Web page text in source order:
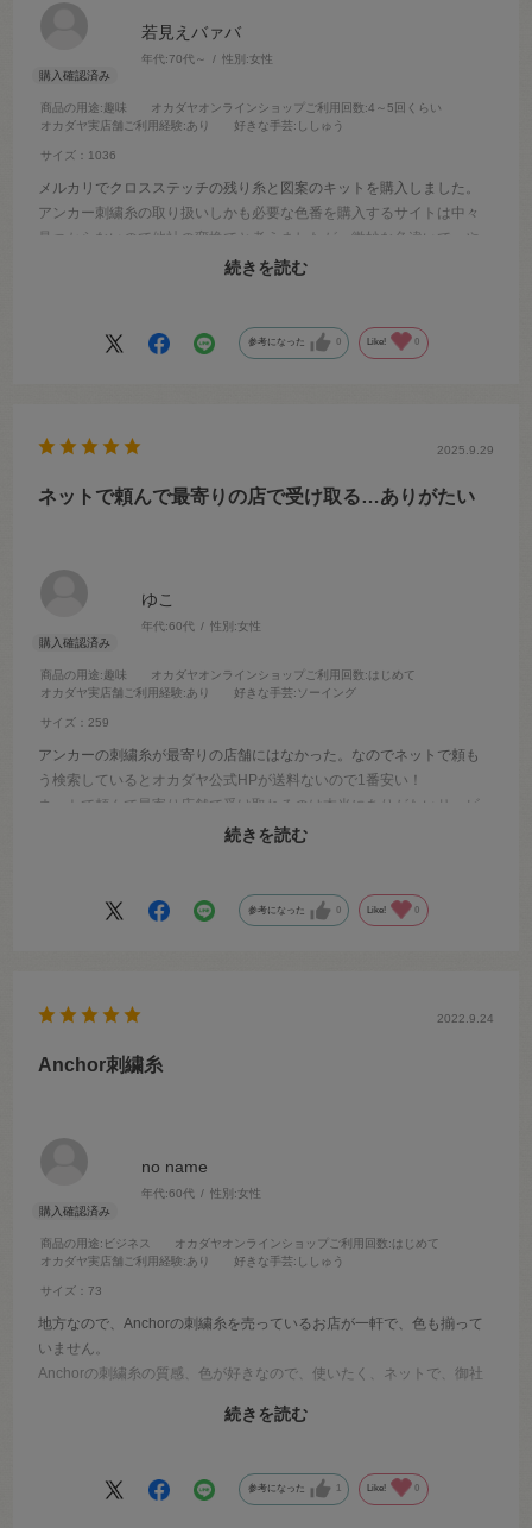
若見えバァバ
年代:70代～ 性別:女性
商品の用途:趣味 オカダヤオンラインショップご利用回数:4～5回くらい
オカダヤ実店舗ご利用経験:あり 好きな手芸:ししゅう
サイズ：1036
メルカリでクロスステッチの残り糸と図案のキットを購入しました。
アンカー刺繍糸の取り扱いしかも必要な色番を購入するサイトは中々
見つからないので他社の変換でと考えましたが、微妙な色違いで…や
っとokadayaを見つけました。注文から配送迄の早さにビックリ。助か
続きを読む
参考になった 0 Like! 0
ゆこ
年代:60代 性別:女性
商品の用途:趣味 オカダヤオンラインショップご利用回数:はじめて
オカダヤ実店舗ご利用経験:あり 好きな手芸:ソーイング
サイズ：259
2025.9.29
ネットで頼んで最寄りの店で受け取る…ありがたい
アンカーの刺繍糸が最寄りの店舗にはなかった。なのでネットで頼も
う検索しているとオカダヤ公式HPが送料ないので1番安い！
ネットで頼んで最寄り店舗で受け取れるのは本当にありがたいサービ
続きを読む
参考になった 0 Like! 0
no name
年代:60代 性別:女性
商品の用途:ビジネス オカダヤオンラインショップご利用回数:はじめて
オカダヤ実店舗ご利用経験:あり 好きな手芸:ししゅう
サイズ：73
2022.9.24
Anchor刺繍糸
地方なので、Anchorの刺繍糸を売っているお店が一軒で、色も揃って
いません。
Anchorの刺繍糸の質感、色が好きなので、使いたく、ネットで、御社
Anchorの刺繍糸はロットによる、色ブレがなく、手元に持っていた、
続きを読む
参考になった 1 Like! 0